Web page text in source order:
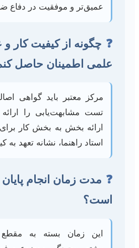
عمیق‌تر و موفقیت در دفاع
❓ چگونه از کیفیت کار
علمی اطمینان حاصل
مرکز معتبر باید گواهی
تست مشابهت‌یابی را
ارائه بخش به بخش کار
استاد راهنما، نشانه تعهد
❓ مدت زمان انجام پایان
است؟
این زمان بسته به مقطع